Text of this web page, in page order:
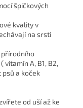
špičkových
kvality v
na srsti
A, B1, B2,
psů a koček
od uší až ke